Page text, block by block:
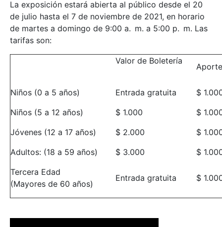
La exposición estará abierta al público desde el 20
de julio hasta el 7 de noviembre de 2021, en horario
de martes a domingo de 9:00 a. m. a 5:00 p. m. Las
tarifas son:
​Valor de Boletería
​Niños (0 a 5 años) ​Entrada gratuita
​$
​Niños (5 a 12 años)
​​​$ 1.000
​​​$
​Jóvenes (12 a 17 años)
​​$ 2.000
​​$
​Adultos: (18 a 59 años)
​$ 3.000
​​$
​Tercera Edad
(Mayores de 60 años)
​Entrada gratuita ​​​$